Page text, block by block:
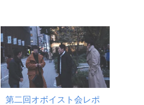
第二回オボイスト会レポ